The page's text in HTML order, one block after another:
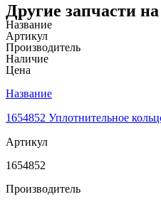
Другие запчасти
Название
Артикул
Производитель
Наличие
Цена
Название
1654852 Уплотнительное
Артикул
1654852
Производитель